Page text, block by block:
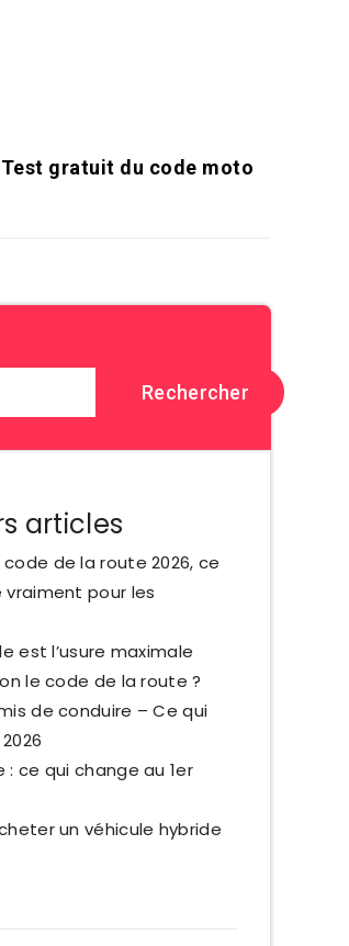
Test gratuit du code moto
Rechercher
articles
code de la route 2026, ce
vraiment pour les
est l’usure maximale
le code de la route ?
de conduire – Ce qui
ce qui change au 1er
un véhicule hybride